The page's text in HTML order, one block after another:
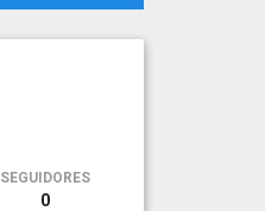
SEGUIDORES
0